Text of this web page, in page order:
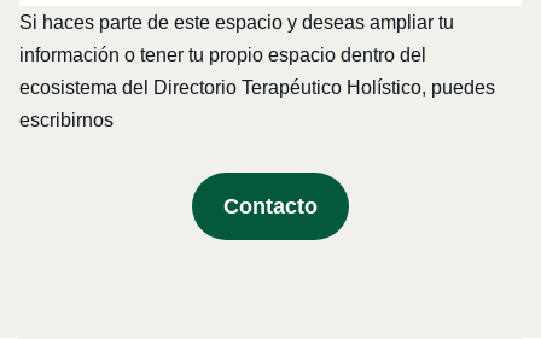
Si haces parte de este espacio y deseas ampliar tu
información o tener tu propio espacio dentro del
ecosistema del Directorio Terapéutico Holístico, puedes
escribirnos
Contacto